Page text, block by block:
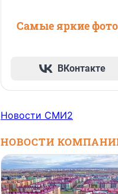
Самые яркие
ВКонтакте
Новости СМИ2
НОВОСТИ